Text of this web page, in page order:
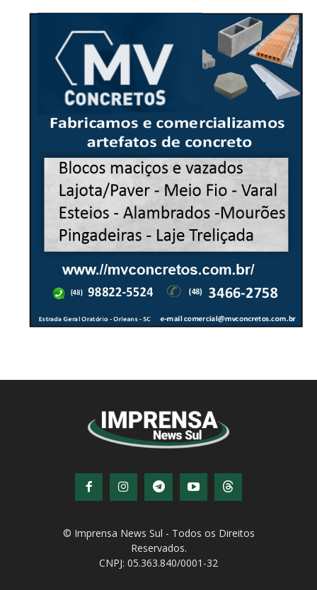
© Imprensa News Sul - Todos os Direitos
Reservados.
CNPJ: 05.363.840/0001-32